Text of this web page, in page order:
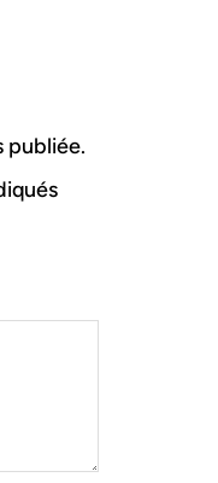
publiée.